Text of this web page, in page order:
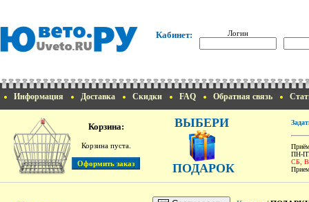
Кабинет: Логин
Информация Доставка Скидки FAQ Обратная связь
Корзина:
Корзина пуста.
ВЫБЕРИ
ПОДАРОК
ПН-
СБ,